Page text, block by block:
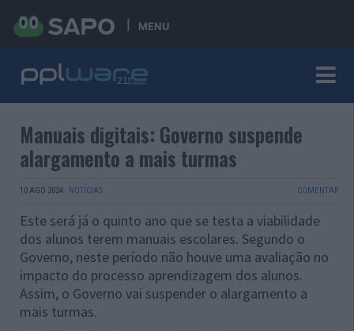
MENU
Manuais digitais: Governo suspende
alargamento a mais turmas
10 AGO 2024 · NOTÍCIAS COMENTAR
Este será já o quinto ano que se testa a viabilidade
dos alunos terem manuais escolares. Segundo o
Governo, neste período não houve uma avaliação no
impacto do processo aprendizagem dos alunos.
Assim, o Governo vai suspender o alargamento a
mais turmas.